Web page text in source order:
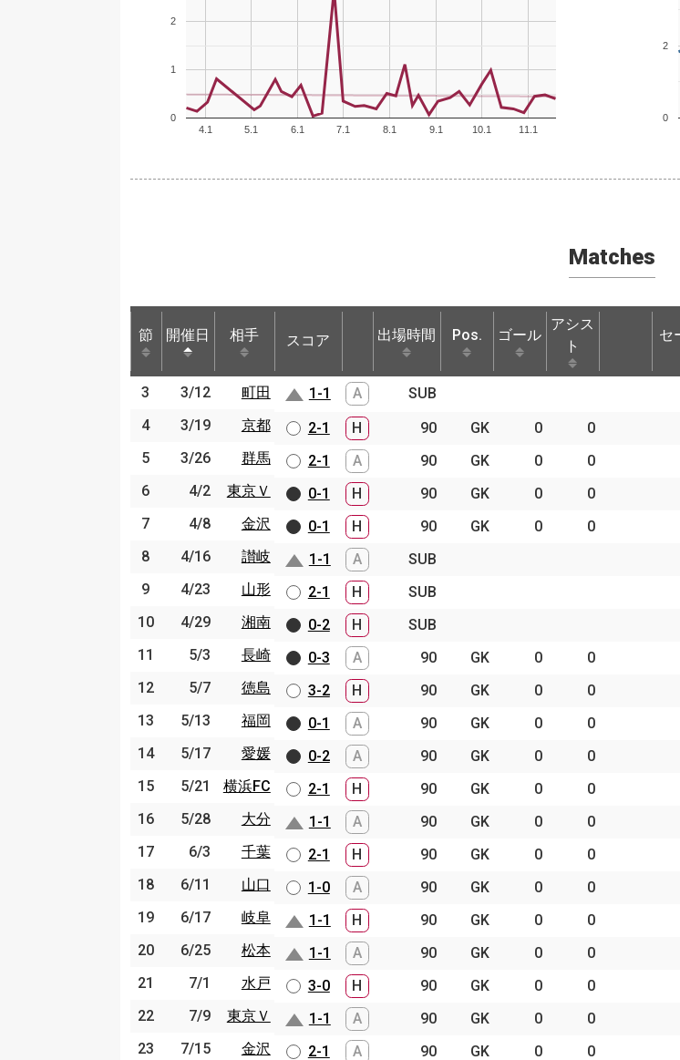
4.1 5.1 6.1 7.1 8.1 9.1 10.1 11.1
0
1
2
0
2
Matches
節 開催日 相手 スコア 出場時間 Pos. ゴール
アシス
ト
セ
節 開催日 相手 スコア 出場時間
3 3/12 町田 1-1 A SUB
4
3/19 京都 2-1 H 90 GK 0 0
5
3/26 群馬 2-1 A 90 GK 0 0
6
4/2 東京Ｖ 0-1 H 90 GK 0 0
7
4/8 金沢 0-1 H 90 GK 0 0
8
4/16 讃岐 1-1 A SUB
9
4/23 山形 2-1 H SUB
10
4/29 湘南 0-2 H SUB
11
5/3 長崎 0-3 A 90 GK 0 0
12
5/7 徳島 3-2 H 90 GK 0 0
13
5/13 福岡 0-1 A 90 GK 0 0
14
5/17 愛媛 0-2 A 90 GK 0 0
15
5/21 横浜FC 2-1 H 90 GK 0 0
16
5/28 大分 1-1 A 90 GK 0 0
17
6/3 千葉 2-1 H 90 GK 0 0
18
6/11 山口 1-0 A 90 GK 0 0
19
6/17 岐阜 1-1 H 90 GK 0 0
20
6/25 松本 1-1 A 90 GK 0 0
21
7/1 水戸 3-0 H 90 GK 0 0
22
7/9 東京Ｖ 1-1 A 90 GK 0 0
23
7/15 金沢 2-1 A 90 GK 0 0
節 開催日 相手
3 3/12
町田
4
3/19
京都
5
3/26
群馬
6
4/2
東京Ｖ
7
4/8
金沢
8
4/16
讃岐
9
4/23
山形
10
4/29
湘南
11
5/3
長崎
12
5/7
徳島
13
5/13
福岡
14
5/17
愛媛
15
5/21
横浜FC
16
5/28
大分
17
6/3
千葉
18
6/11
山口
19
6/17
岐阜
20
6/25
松本
21
7/1
水戸
22
7/9
東京Ｖ
23
7/15 金沢